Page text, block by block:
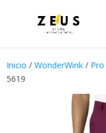
Inicio /WonderWink / Pro
5619